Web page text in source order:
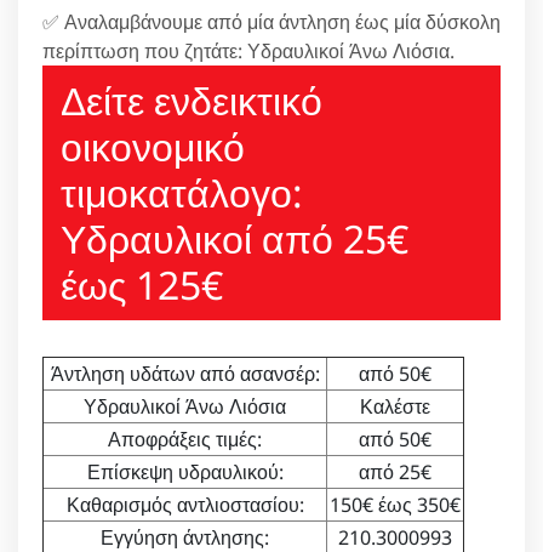
✅ Αναλαμβάνουμε από μία άντληση έως μία δύσκολη
περίπτωση που ζητάτε: Υδραυλικοί Άνω Λιόσια.
Δείτε ενδεικτικό
οικονομικό
τιμοκατάλογο:
Υδραυλικοί από 25€
έως 125€
Άντληση υδάτων από ασανσέρ:
από 50€
Υδραυλικοί Άνω Λιόσια
Καλέστε
Αποφράξεις τιμές:
από 50€
Επίσκεψη υδραυλικού:
από 25€
Καθαρισμός αντλιοστασίου:
150€ έως 350€
Εγγύηση άντλησης:
210.3000993